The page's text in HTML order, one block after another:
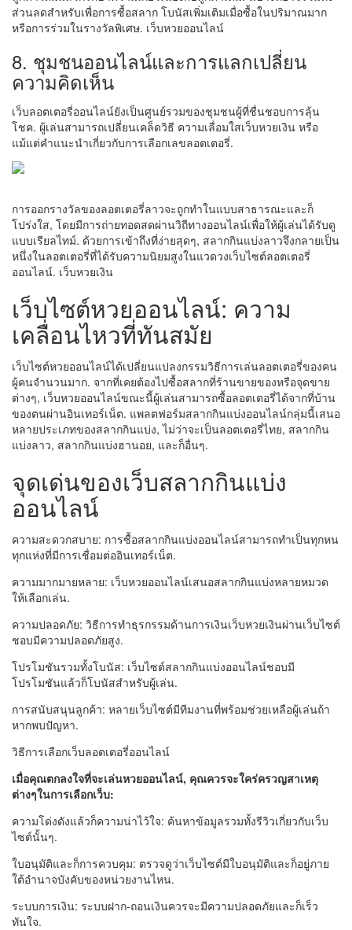
ส่วนลดสำหรับเพื่อการซื้อสลาก โบนัสเพิ่มเติมเมื่อซื้อในปริมาณมาก
หรือการร่วมในรางวัลพิเศษ. เว็บหวยออนไลน์
8. ชุมชนออนไลน์และการแลกเปลี่ยน
ความคิดเห็น
เว็บลอตเตอรี่ออนไลน์ยังเป็นศูนย์รวมของชุมชนผู้ที่ชื่นชอบการลุ้น
โชค. ผู้เล่นสามารถเปลี่ยนเคล็ดวิธี ความเลื่อมใสเว็บหวยเงิน หรือ
แม้แต่คำแนะนำเกี่ยวกับการเลือกเลขลอตเตอรี่.
การออกรางวัลของลอตเตอรี่ลาวจะถูกทำในแบบสาธารณะและก็
โปร่งใส, โดยมีการถ่ายทอดสดผ่านวิถีทางออนไลน์เพื่อให้ผู้เล่นได้รับดู
แบบเรียลไทม์. ด้วยการเข้าถึงที่ง่ายสุดๆ, สลากกินแบ่งลาวจึงกลายเป็น
หนึ่งในลอตเตอรี่ที่ได้รับความนิยมสูงในแวดวงเว็บไซต์ลอตเตอรี่
ออนไลน์. เว็บหวยเงิน
เว็บไซต์หวยออนไลน์: ความ
เคลื่อนไหวที่ทันสมัย
เว็บไซต์หวยออนไลน์ได้เปลี่ยนแปลงกรรมวิธีการเล่นลอตเตอรี่ของคน
ผู้คนจำนวนมาก. จากที่เคยต้องไปซื้อสลากที่ร้านขายของหรือจุดขาย
ต่างๆ, เว็บหวยออนไลน์ขณะนี้ผู้เล่นสามารถซื้อลอตเตอรี่ได้จากที่บ้าน
ของตนผ่านอินเทอร์เน็ต. แพลตฟอร์มสลากกินแบ่งออนไลน์กลุ่มนี้เสนอ
หลายประเภทของสลากกินแบ่ง, ไม่ว่าจะเป็นลอตเตอรี่ไทย, สลากกิน
แบ่งลาว, สลากกินแบ่งฮานอย, และก็อื่นๆ.
จุดเด่นของเว็บสลากกินแบ่ง
ออนไลน์
ความสะดวกสบาย: การซื้อสลากกินแบ่งออนไลน์สามารถทำเป็นทุกหน
ทุกแห่งที่มีการเชื่อมต่ออินเทอร์เน็ต.
ความมากมายหลาย: เว็บหวยออนไลน์เสนอสลากกินแบ่งหลายหมวด
ให้เลือกเล่น.
ความปลอดภัย: วิธีการทำธุรกรรมด้านการเงินเว็บหวยเงินผ่านเว็บไซต์
ชอบมีความปลอดภัยสูง.
โปรโมชันรวมทั้งโบนัส: เว็บไซต์สลากกินแบ่งออนไลน์ชอบมี
โปรโมชันแล้วก็โบนัสสำหรับผู้เล่น.
การสนับสนุนลูกค้า: หลายเว็บไซต์มีทีมงานที่พร้อมช่วยเหลือผู้เล่นถ้า
หากพบปัญหา.
วิธีการเลือกเว็บลอตเตอรี่ออนไลน์
เมื่อคุณตกลงใจที่จะเล่นหวยออนไลน์, คุณควรจะใคร่ครวญสาเหตุ
ต่างๆในการเลือกเว็บ:
ความโด่งดังแล้วก็ความน่าไว้ใจ: ค้นหาข้อมูลรวมทั้งรีวิวเกี่ยวกับเว็บ
ไซต์นั้นๆ.
ใบอนุมัติและก็การควบคุม: ตรวจดูว่าเว็บไซต์มีใบอนุมัติและก็อยู่ภาย
ใต้อำนาจบังคับของหน่วยงานไหน.
ระบบการเงิน: ระบบฝาก-ถอนเงินควรจะมีความปลอดภัยและก็เร็ว
ทันใจ.